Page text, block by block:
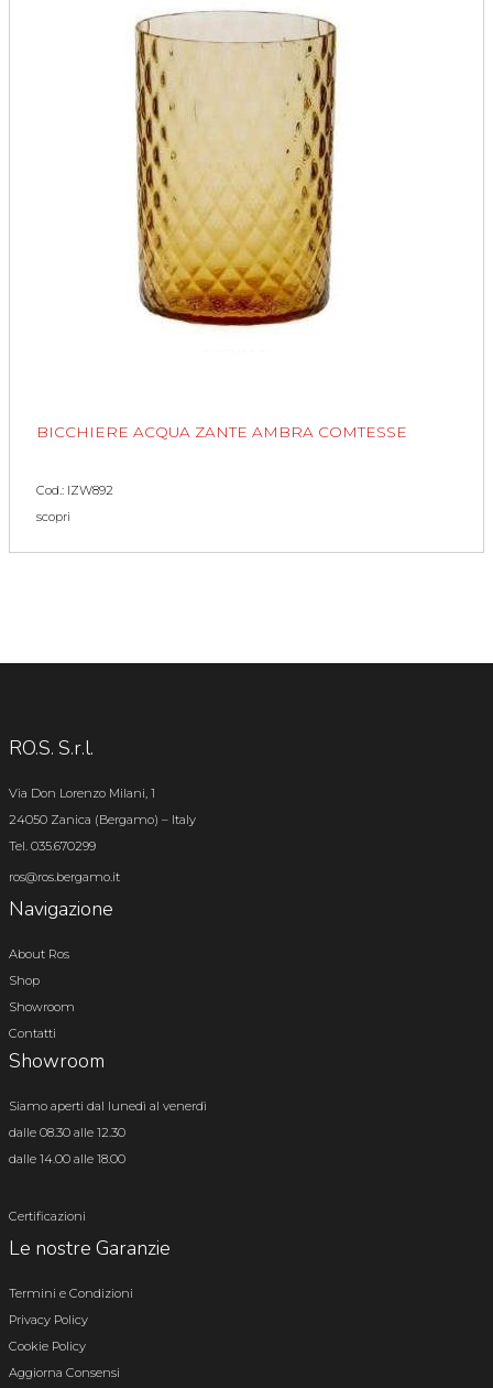
BICCHIERE ACQUA ZANTE AMBRA COMTESSE
Cod.: IZW892
scopri
RO.S. S.r.l.
Via Don Lorenzo Milani, 1
24050 Zanica (Bergamo) – Italy
Tel. 035.670299
ros@ros.bergamo.it
Navigazione
About Ros
Shop
Showroom
Contatti
Showroom
Siamo aperti dal lunedì al venerdì
dalle 08.30 alle 12.30
dalle 14.00 alle 18.00
Certificazioni
Le nostre Garanzie
Termini e Condizioni
Privacy Policy
Cookie Policy
Aggiorna Consensi